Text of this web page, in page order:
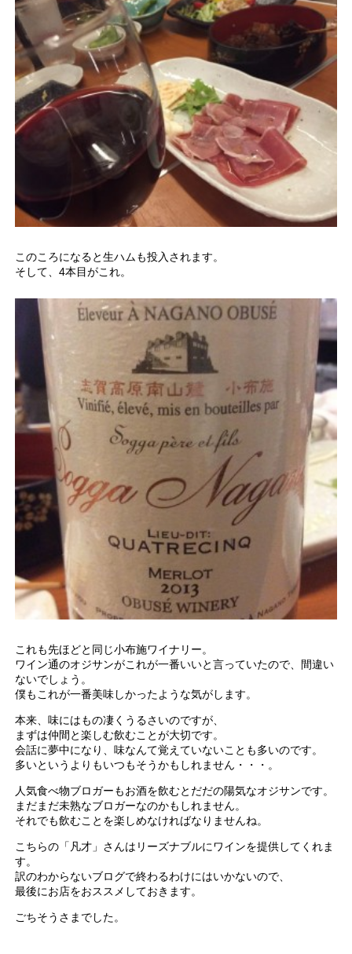
このころになると生ハムも投入されます。
そして、4本目がこれ。
これも先ほどと同じ小布施ワイナリー。
ワイン通のオジサンがこれが一番いいと言っていたので、間違い
ないでしょう。
僕もこれが一番美味しかったような気がします。
本来、味にはもの凄くうるさいのですが、
まずは仲間と楽しむ飲むことが大切です。
会話に夢中になり、味なんて覚えていないことも多いのです。
多いというよりもいつもそうかもしれません・・・。
人気食べ物ブロガーもお酒を飲むとだだの陽気なオジサンです。
まだまだ未熟なブロガーなのかもしれません。
それでも飲むことを楽しめなければなりませんね。
こちらの「凡才」さんはリーズナブルにワインを提供してくれま
す。
訳のわからないブログで終わるわけにはいかないので、
最後にお店をおススメしておきます。
ごちそうさまでした。